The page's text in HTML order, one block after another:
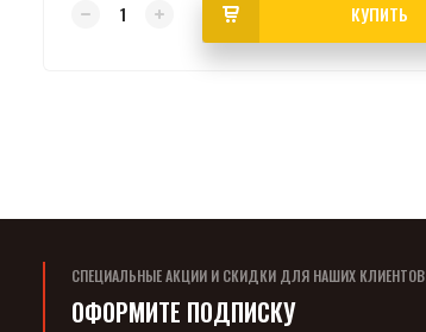
КУПИТЬ
СПЕЦИАЛЬНЫЕ АКЦИИ И СКИДКИ ДЛЯ НАШИХ КЛИЕНТОВ
ОФОРМИТЕ ПОДПИСКУ